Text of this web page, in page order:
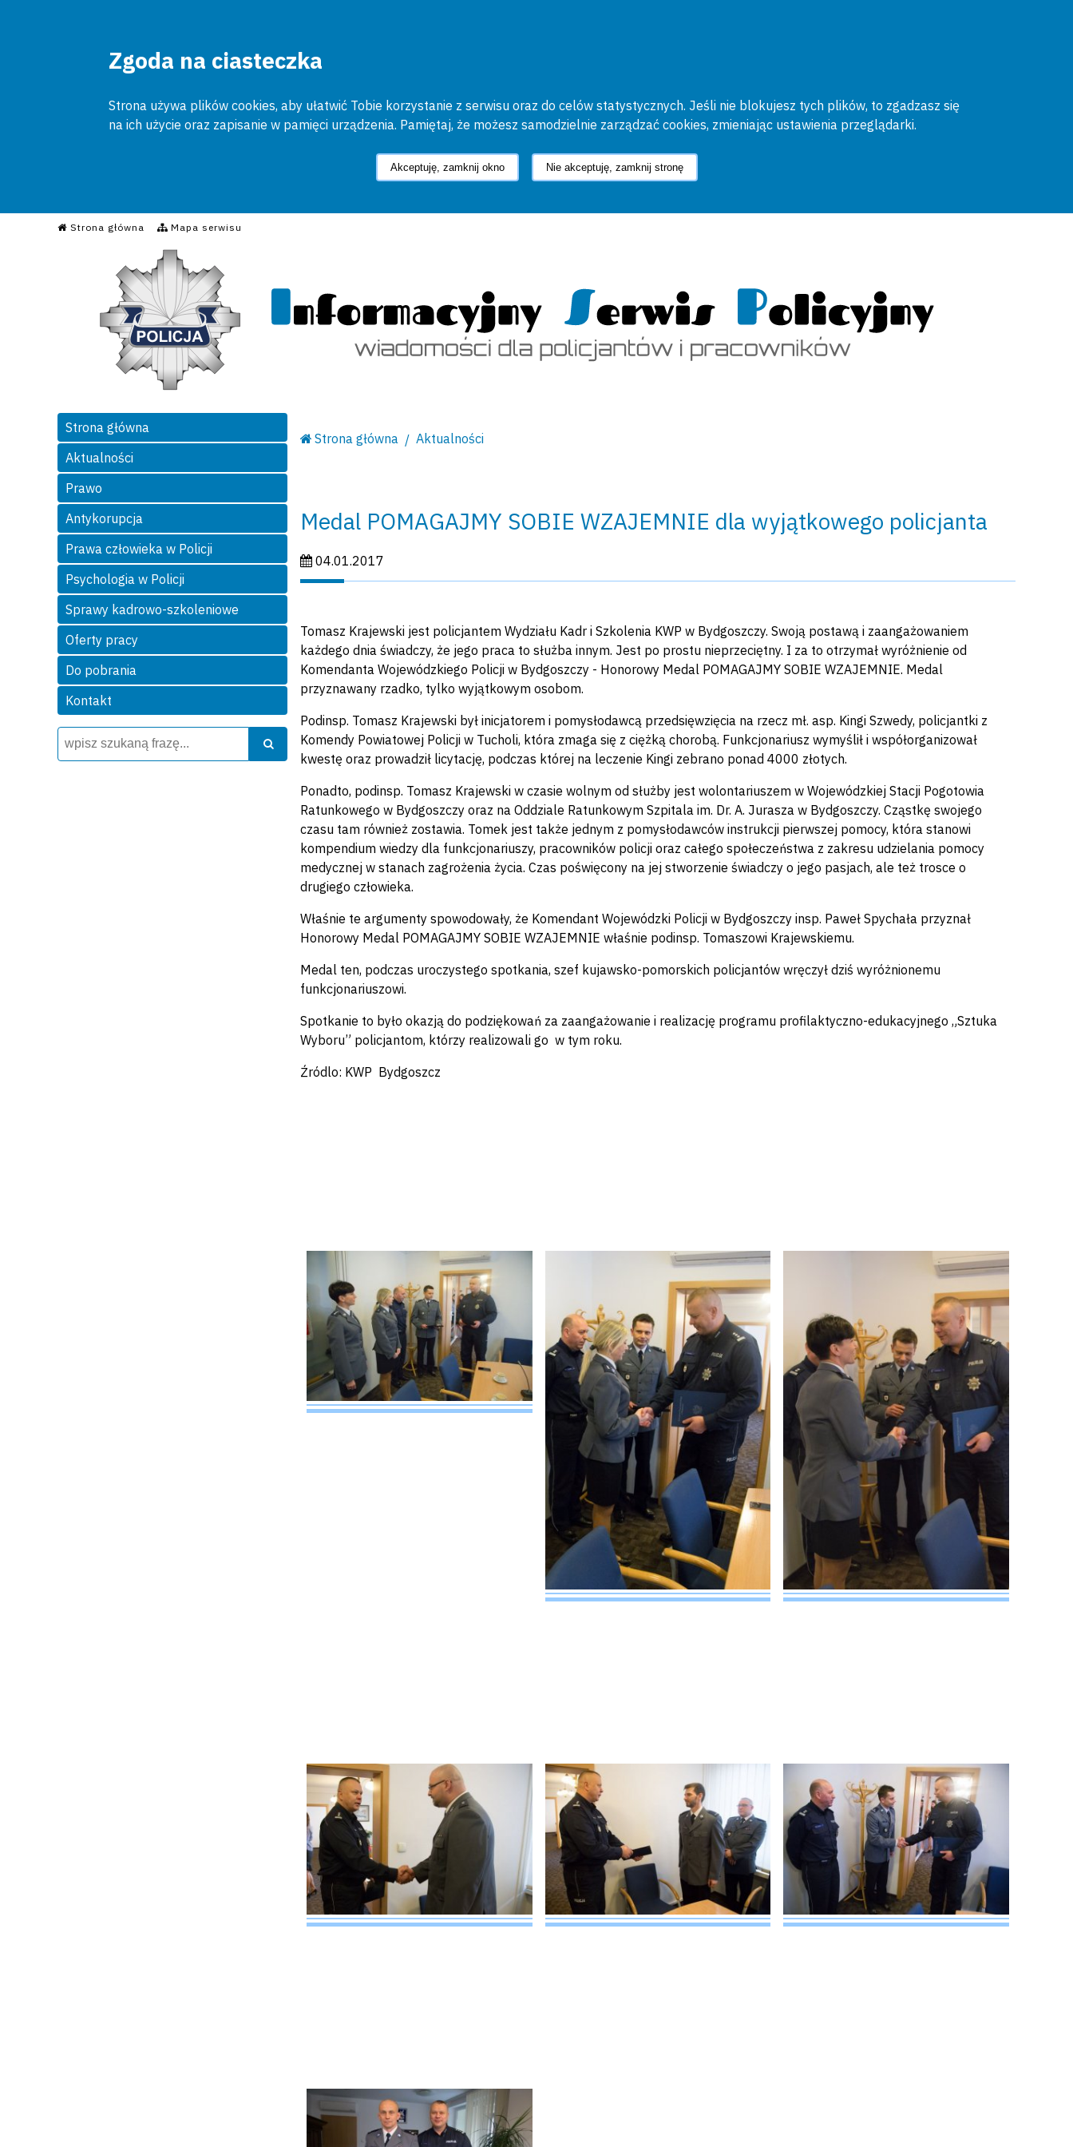
Zgoda na ciasteczka
Strona używa plików cookies, aby ułatwić Tobie korzystanie z serwisu oraz do celów statystycznych. Jeśli nie blokujesz tych plików, to zgadzasz się
na ich użycie oraz zapisanie w pamięci urządzenia. Pamiętaj, że możesz samodzielnie zarządzać cookies, zmieniając ustawienia przeglądarki.
Akceptuję, zamknij okno Nie akceptuję, zamknij stronę
Strona główna Mapa serwisu
Informacyjny Serwis Policyjny
Strona główna
Aktualności
Prawo
Antykorupcja
Prawa człowieka w Policji
Psychologia w Policji
Sprawy kadrowo-szkoleniowe
Oferty pracy
Do pobrania
Kontakt
Wyszukiwarka
Szukaj Szukaj
Strona główna Aktualności
Medal POMAGAJMY SOBIE WZAJEMNIE dla wyjątkowego policjanta
Data publikacji:
04.01.2017
Tomasz Krajewski jest policjantem Wydziału Kadr i Szkolenia KWP w Bydgoszczy. Swoją postawą i zaangażowaniem
każdego dnia świadczy, że jego praca to służba innym. Jest po prostu nieprzeciętny. I za to otrzymał wyróżnienie od
Komendanta Wojewódzkiego Policji w Bydgoszczy - Honorowy Medal POMAGAJMY SOBIE WZAJEMNIE. Medal
przyznawany rzadko, tylko wyjątkowym osobom.
Podinsp. Tomasz Krajewski był inicjatorem i pomysłodawcą przedsięwzięcia na rzecz mł. asp. Kingi Szwedy, policjantki z
Komendy Powiatowej Policji w Tucholi, która zmaga się z ciężką chorobą. Funkcjonariusz wymyślił i współorganizował
kwestę oraz prowadził licytację, podczas której na leczenie Kingi zebrano ponad 4000 złotych.
Ponadto, podinsp. Tomasz Krajewski w czasie wolnym od służby jest wolontariuszem w Wojewódzkiej Stacji Pogotowia
Ratunkowego w Bydgoszczy oraz na Oddziale Ratunkowym Szpitala im. Dr. A. Jurasza w Bydgoszczy. Cząstkę swojego
czasu tam również zostawia. Tomek jest także jednym z pomysłodawców instrukcji pierwszej pomocy, która stanowi
kompendium wiedzy dla funkcjonariuszy, pracowników policji oraz całego społeczeństwa z zakresu udzielania pomocy
medycznej w stanach zagrożenia życia. Czas poświęcony na jej stworzenie świadczy o jego pasjach, ale też trosce o
drugiego człowieka.
Właśnie te argumenty spowodowały, że Komendant Wojewódzki Policji w Bydgoszczy insp. Paweł Spychała przyznał
Honorowy Medal POMAGAJMY SOBIE WZAJEMNIE właśnie podinsp. Tomaszowi Krajewskiemu.
Medal ten, podczas uroczystego spotkania, szef kujawsko-pomorskich policjantów wręczył dziś wyróżnionemu
funkcjonariuszowi.
Spotkanie to było okazją do podziękowań za zaangażowanie i realizację programu profilaktyczno-edukacyjnego „Sztuka
Wyboru” policjantom, którzy realizowali go w tym roku.
Źródlo: KWP Bydgoszcz